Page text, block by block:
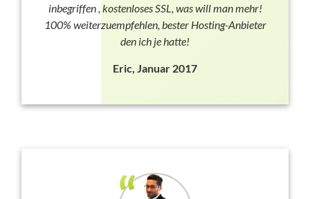
inbegriffen , kostenloses SSL, was will man mehr!
100% weiterzuempfehlen, bester Hosting-Anbieter
den ich je hatte!
Eric, Januar 2017